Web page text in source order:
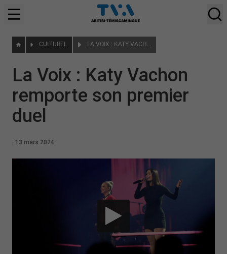
CULTUREL LA VOIX : KATY VACHON REMPORTE SON PREMIER DUEL
La Voix : Katy Vachon
remporte son premier
duel
13 mars 2024